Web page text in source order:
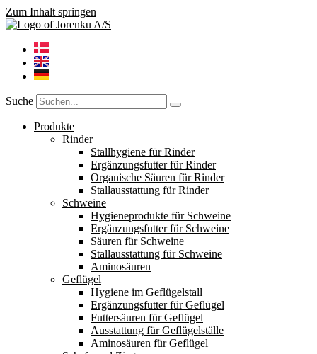
Zum Inhalt springen
Suche
Produkte
Rinder
Stallhygiene für Rinder
Ergänzungsfutter für Rinder
Organische Säuren für Rinder
Stallausstattung für Rinder
Schweine
Hygieneprodukte für Schweine
Ergänzungsfutter für Schweine
Säuren für Schweine
Stallausstattung für Schweine
Aminosäuren
Geflügel
Hygiene im Geflügelstall
Ergänzungsfutter für Geflügel
Futtersäuren für Geflügel
Ausstattung für Geflügelställe
Aminosäuren für Geflügel